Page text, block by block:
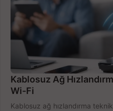
Kablosuz Ağ
Wi-Fi
Kablosuz ağ hızlandırma